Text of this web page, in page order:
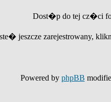
Dost�p do tej cz�ci
jeszcze zarejestrowany,
Powered by phpBB